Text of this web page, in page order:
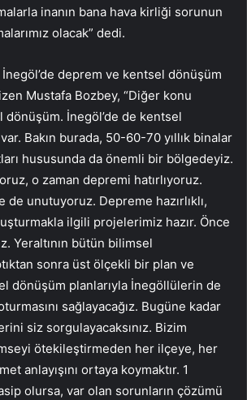
inanın bana hava kirliği sorunun
olacak” dedi.
deprem ve kentsel dönüşüm
Mustafa Bozbey, “Diğer konu
İnegöl’de de kentsel
Bakın burada, 50-60-70 yıllık binalar
hususunda da önemli bir bölgedeyiz.
o zaman depremi hatırlıyoruz.
de unutuyoruz. Depreme hazırlıklı,
ilgili projelerimiz hazır. Önce
Yeraltının bütün bilimsel
sonra üst ölçekli bir plan ve
dönüşüm planlarıyla İnegöllülerin de
sağlayacağız. Bugüne kadar
siz sorgulayacaksınız. Bizim
ötekileştirmeden her ilçeye, her
anlayışını ortaya koymaktır. 1
olursa, var olan sorunların çözümü